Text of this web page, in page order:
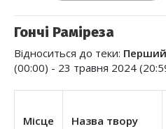
Гончі Раміреза
Відноситься до теки:
(00:00) - 23 травня 2024
Місце Назва твору